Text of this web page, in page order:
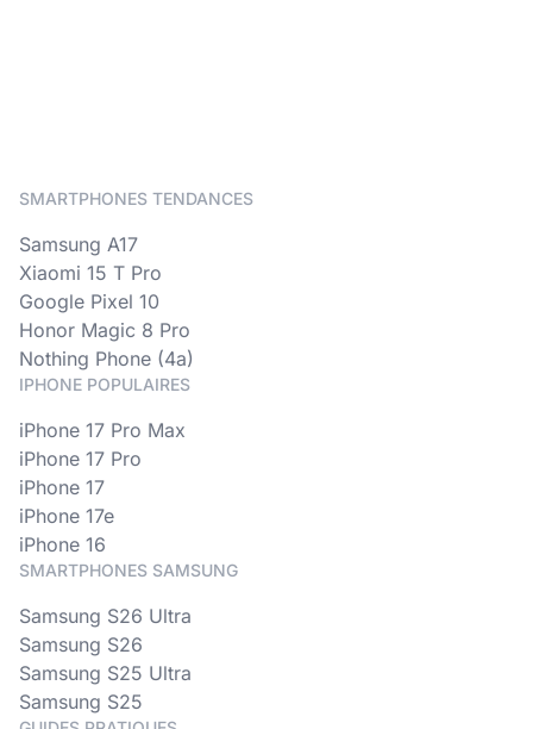
SMARTPHONES TENDANCES
Samsung A17
Xiaomi 15 T Pro
Google Pixel 10
Honor Magic 8 Pro
Nothing Phone (4a)
IPHONE POPULAIRES
iPhone 17 Pro Max
iPhone 17 Pro
iPhone 17
iPhone 17e
iPhone 16
SMARTPHONES SAMSUNG
Samsung S26 Ultra
Samsung S26
Samsung S25 Ultra
Samsung S25